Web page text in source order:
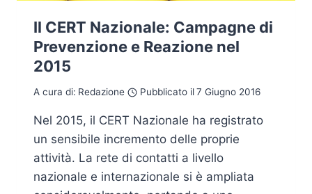
Il CERT Nazionale: Campagne di
Prevenzione e Reazione nel
2015
A cura di: Redazione Pubblicato il7 Giugno 2016
Nel 2015, il CERT Nazionale ha registrato
un sensibile incremento delle proprie
attività. La rete di contatti a livello
nazionale e internazionale si è ampliata